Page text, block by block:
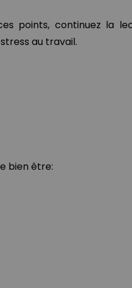
points, continuez la
au travail.
bien être: